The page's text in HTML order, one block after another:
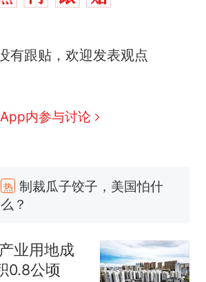
有跟贴，欢迎发表观点
App内参与讨论
热 制裁瓜子饺子，美国怕什
么？
号，仅凭视频评出？中国烹饪
协会回应
男子上山采菌偶然发现鸡枞菌
窝，原地守1天等它长大：挖了
业用地成
0.8公顷